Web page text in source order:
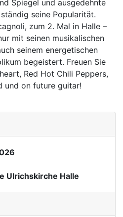
Spiegel und ausgedehnte
seine Popularität.
zum 2. Mal in Halle –
mit seinen musikalischen
seinem energetischen
begeistert. Freuen Sie
Red Hot Chili Peppers,
und on future guitar!
Ulrichskirche Halle